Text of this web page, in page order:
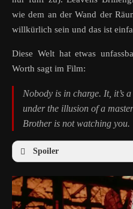
wie dem an der Wand der
willkürlich sein und das ist
Diese Welt hat etwas
Worth sagt im Film:
Nobody is in charge. It, it’s
under the illusion of a
Brother is not watching you.
Spoiler